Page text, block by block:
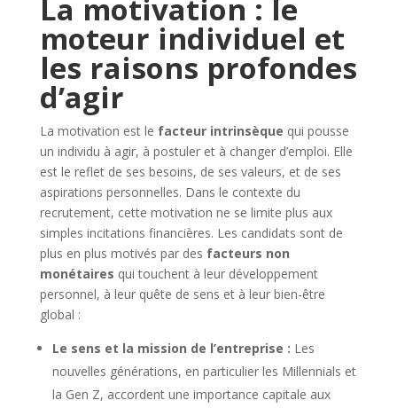
La motivation : le
moteur individuel et
les raisons profondes
d’agir
La motivation est le facteur intrinsèque qui pousse
un individu à agir, à postuler et à changer d’emploi. Elle
est le reflet de ses besoins, de ses valeurs, et de ses
aspirations personnelles. Dans le contexte du
recrutement, cette motivation ne se limite plus aux
simples incitations financières. Les candidats sont de
plus en plus motivés par des facteurs non
monétaires qui touchent à leur développement
personnel, à leur quête de sens et à leur bien-être
global :
Le sens et la mission de l’entreprise : Les
nouvelles générations, en particulier les Millennials et
la Gen Z, accordent une importance capitale aux